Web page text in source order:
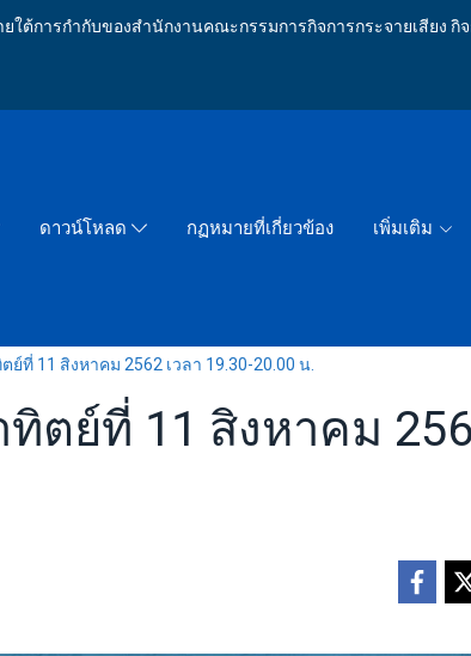
ต้การกำกับของสำนักงานคณะกรรมการกิจการกระจายเสียง
ดาวน์โหลด กฏหมายที่เกี่ยวข้อง เพิ่มเติม
ที่ 11 สิงหาคม 2562 เวลา 19.30-20.00 น.
ตย์ที่ 11 สิงหาคม